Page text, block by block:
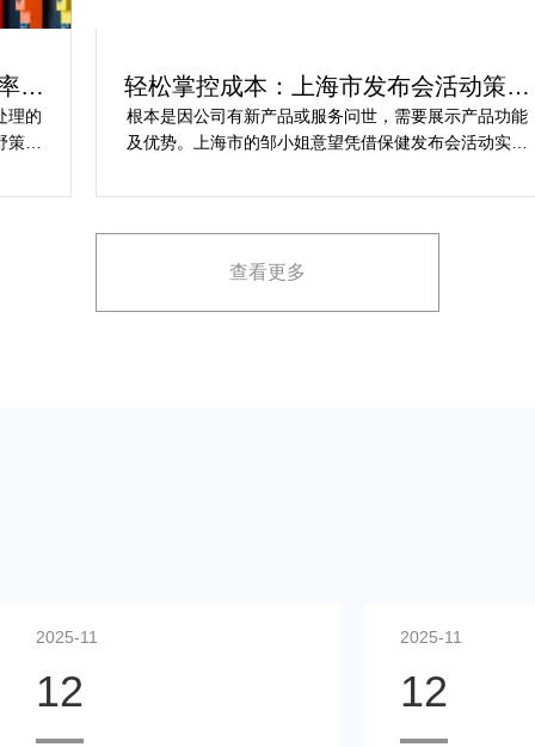
轻松掌控成本：上海市发布会活动策划
方案指南
根本是因公司有新产品或服务问世，需要展示产品功能
及优势。上海市的邹小姐意望凭借保健发布会活动实现
占有率。在策划时间里却遇到这些难题缺乏专业的产品
展示方案，以最大化媒体报道和消费者关注。
查看更多
2025-11
12
2025-11
12